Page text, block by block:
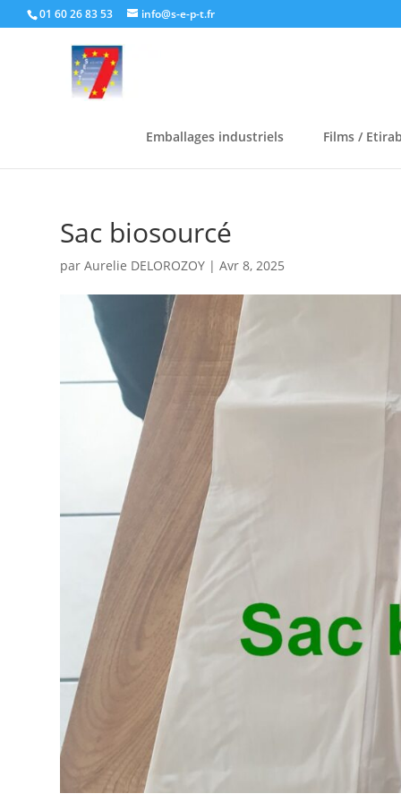
01 60 26 83 53 info@s-e-p-t.fr
Emballages industriels Films /
Sac biosourcé
parAurelie DELOROZOY |Avr 8, 2025